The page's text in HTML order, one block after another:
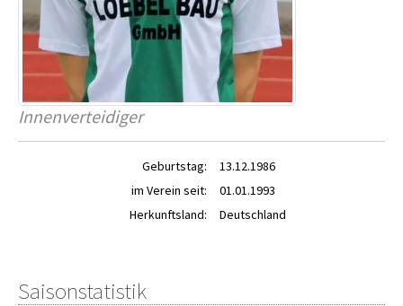
Innenverteidiger
Geburtstag:
13.12.1986
im Verein seit:
01.01.1993
Herkunftsland:
Deutschland
Saisonstatistik